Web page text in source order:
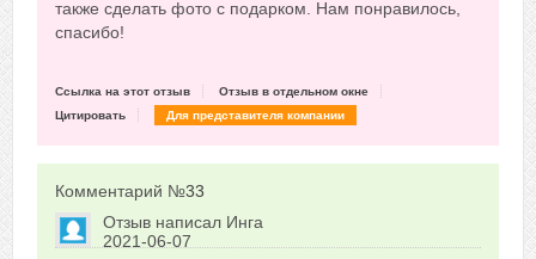
также сделать фото с подарком. Нам понравилось,
спасибо!
Ссылка на этот отзыв
Отзыв в отдельном окне
Цитировать
Для представителя компании
Комментарий №33
Отзыв написал Инга
2021-06-07